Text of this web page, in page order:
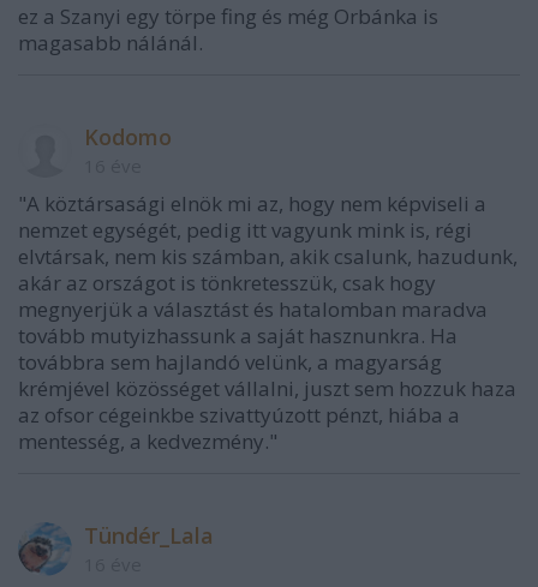
ez a Szanyi egy törpe fing és még Orbánka is
magasabb nálánál.
Kodomo
"A köztársasági elnök mi az, hogy nem képviseli a
nemzet egységét, pedig itt vagyunk mink is, régi
elvtársak, nem kis számban, akik csalunk, hazudunk,
akár az országot is tönkretesszük, csak hogy
megnyerjük a választást és hatalomban maradva
tovább mutyizhassunk a saját hasznunkra. Ha
továbbra sem hajlandó velünk, a magyarság
krémjével közösséget vállalni, juszt sem hozzuk haza
az ofsor cégeinkbe szivattyúzott pénzt, hiába a
mentesség, a kedvezmény."
Tündér_Lala